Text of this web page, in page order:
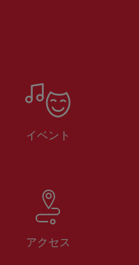
イベント
アクセス